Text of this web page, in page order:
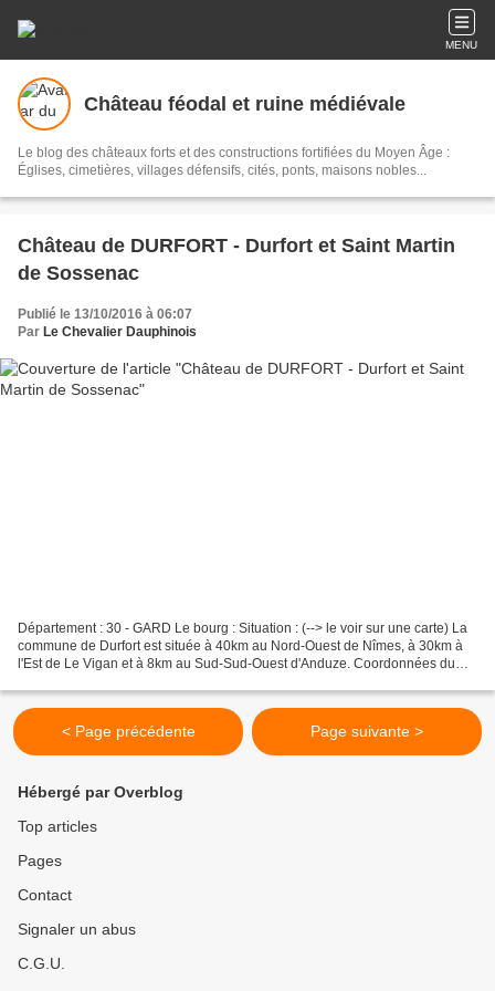
MENU
Château féodal et ruine médiévale
Le blog des châteaux forts et des constructions fortifiées du Moyen Âge :
Églises, cimetières, villages défensifs, cités, ponts, maisons nobles...
Château de DURFORT - Durfort et Saint Martin
de Sossenac
Publié le 13/10/2016 à 06:07
Par Le Chevalier Dauphinois
Département : 30 - GARD Le bourg : Situation : (--> le voir sur une carte) La
commune de Durfort est située à 40km au Nord-Ouest de Nîmes, à 30km à
l'Est de Le Vigan et à 8km au Sud-Sud-Ouest d'Anduze. Coordonnées du
< Page précédente Page suivante >
Hébergé par Overblog
Top articles
Pages
Contact
Signaler un abus
C.G.U.